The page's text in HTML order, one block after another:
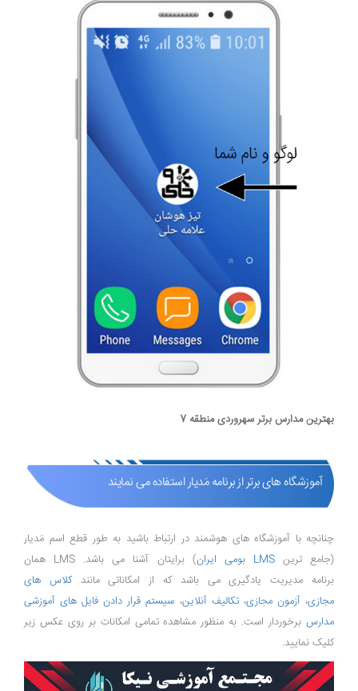
بهترین مدارس برتر سهروردی منطقه 7
آموزشگاه های برتر از برنامه مَدیار استفاده می نمایند
چنانچه با آموزشگاه های هوشمند در ارتباط باشید به طور قطع اسم مَدیار
(جامع ترینLMS بومی ایران
) برایتان آشنا می باشد. LMS همان
برنامه مدیریت یادگیری می باشد که از امکاناتی مانندکلاس های
مجازی،آزمون مجازی،تکالیف آنلاین، سیستم قرار دادن فایل های آموزشی
مدارس برخوردار است. به منظور مشاهده تمامی امکانات بر روی عکس زیر
کلیک نمایید.